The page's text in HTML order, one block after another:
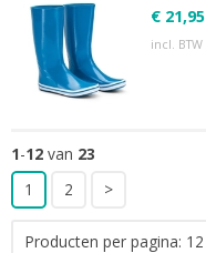
€ 21,95
incl. BTW
1-12 van 23
1
2 >
Producten per pagina: 12